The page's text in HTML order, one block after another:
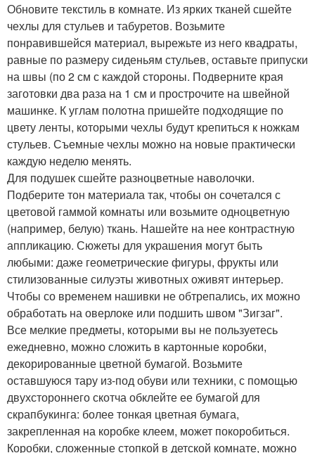
Обновите текстиль в комнате. Из ярких тканей сшейте
чехлы для стульев и табуретов. Возьмите
понравившейся материал, вырежьте из него квадраты,
равные по размеру сиденьям стульев, оставьте припуски
на швы (по 2 см с каждой стороны. Подверните края
заготовки два раза на 1 см и прострочите на швейной
машинке. К углам полотна пришейте подходящие по
цвету ленты, которыми чехлы будут крепиться к ножкам
стульев. Съемные чехлы можно на новые практически
каждую неделю менять.
Для подушек сшейте разноцветные наволочки.
Подберите тон материала так, чтобы он сочетался с
цветовой гаммой комнаты или возьмите одноцветную
(например, белую) ткань. Нашейте на нее контрастную
аппликацию. Сюжеты для украшения могут быть
любыми: даже геометрические фигуры, фрукты или
стилизованные силуэты животных оживят интерьер.
Чтобы со временем нашивки не обтрепались, их можно
обработать на оверлоке или подшить швом "Зигзаг".
Все мелкие предметы, которыми вы не пользуетесь
ежедневно, можно сложить в картонные коробки,
декорированные цветной бумагой. Возьмите
оставшуюся тару из-под обуви или техники, с помощью
двухстороннего скотча обклейте ее бумагой для
скрапбукинга: более тонкая цветная бумага,
закрепленная на коробке клеем, может покоробиться.
Коробки, сложенные стопкой в детской комнате, можно